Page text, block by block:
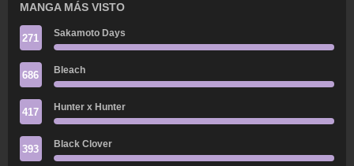
MANGA MÁS VISTO
271 Sakamoto Days
686 Bleach
417 Hunter x Hunter
393 Black Clover